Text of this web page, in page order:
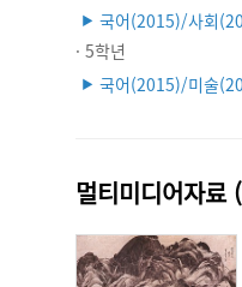
▶ 국어(2015)/사회
· 5학년
▶ 국어(2015)/미술
멀티미디어자료 (